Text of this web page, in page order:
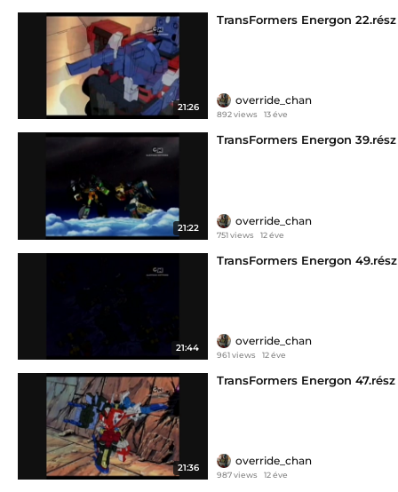
21:26
TransFormers Energon 22.rész
override_chan
892 views 13 éve
21:22
TransFormers Energon 39.rész
override_chan
751 views 12 éve
21:44
TransFormers Energon 49.rész
override_chan
961 views 12 éve
21:36
TransFormers Energon 47.rész
override_chan
987 views 12 éve